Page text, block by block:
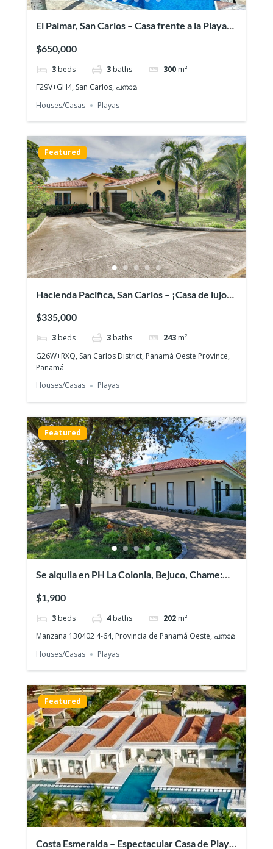
El Palmar, San Carlos – Casa frente a la Playa
$650,000
3 beds 3 baths 300 m²
F29V+GH4, San Carlos, പനാമ
Houses/Casas
Playas
Featured
Hacienda Pacifica, San Carlos – ¡Casa de lujo
$335,000
3 beds 3 baths 243 m²
G26W+RXQ, San Carlos District, Panamá Oeste Province,
Panamá
Houses/Casas
Playas
Featured
Se alquila en PH La Colonia, Bejuco, Chame:
$1,900
3 beds 4 baths 202 m²
Manzana 130402 4-64, Provincia de Panamá Oeste, പനാമ
Houses/Casas
Playas
Featured
Costa Esmeralda – Espectacular Casa de Playa